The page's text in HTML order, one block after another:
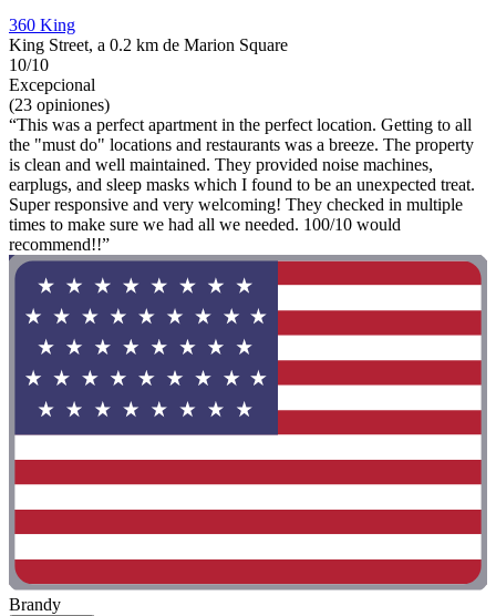
360 King
King Street, a 0.2 km de Marion Square
10/10
Excepcional
(23 opiniones)
“This was a perfect apartment in the perfect location. Getting to all
the "must do" locations and restaurants was a breeze. The property
is clean and well maintained. They provided noise machines,
earplugs, and sleep masks which I found to be an unexpected treat.
Super responsive and very welcoming! They checked in multiple
times to make sure we had all we needed. 100/10 would
recommend!!”
Brandy